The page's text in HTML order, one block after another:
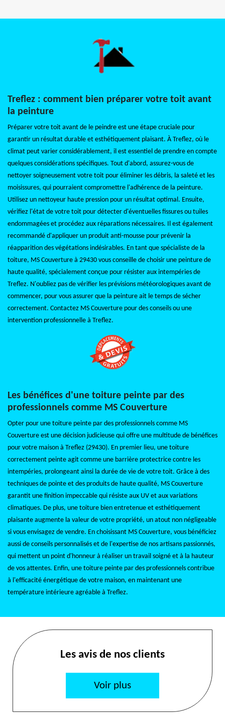
Treflez : comment bien préparer votre toit avant
la peinture
Préparer votre toit avant de le peindre est une étape cruciale pour
garantir un résultat durable et esthétiquement plaisant. À Treflez, où le
climat peut varier considérablement, il est essentiel de prendre en compte
quelques considérations spécifiques. Tout d'abord, assurez-vous de
nettoyer soigneusement votre toit pour éliminer les débris, la saleté et les
moisissures, qui pourraient compromettre l'adhérence de la peinture.
Utilisez un nettoyeur haute pression pour un résultat optimal. Ensuite,
vérifiez l'état de votre toit pour détecter d'éventuelles fissures ou tuiles
endommagées et procédez aux réparations nécessaires. Il est également
recommandé d'appliquer un produit anti-mousse pour prévenir la
réapparition des végétations indésirables. En tant que spécialiste de la
toiture, MS Couverture à 29430 vous conseille de choisir une peinture de
haute qualité, spécialement conçue pour résister aux intempéries de
Treflez. N'oubliez pas de vérifier les prévisions météorologiques avant de
commencer, pour vous assurer que la peinture ait le temps de sécher
correctement. Contactez MS Couverture pour des conseils ou une
intervention professionnelle à Treflez.
Les bénéfices d'une toiture peinte par des
professionnels comme MS Couverture
Opter pour une toiture peinte par des professionnels comme MS
Couverture est une décision judicieuse qui offre une multitude de bénéfices
pour votre maison à Treflez (29430). En premier lieu, une toiture
correctement peinte agit comme une barrière protectrice contre les
intempéries, prolongeant ainsi la durée de vie de votre toit. Grâce à des
techniques de pointe et des produits de haute qualité, MS Couverture
garantit une finition impeccable qui résiste aux UV et aux variations
climatiques. De plus, une toiture bien entretenue et esthétiquement
plaisante augmente la valeur de votre propriété, un atout non négligeable
si vous envisagez de vendre. En choisissant MS Couverture, vous bénéficiez
aussi de conseils personnalisés et de l'expertise de nos artisans passionnés,
qui mettent un point d'honneur à réaliser un travail soigné et à la hauteur
de vos attentes. Enfin, une toiture peinte par des professionnels contribue
à l'efficacité énergétique de votre maison, en maintenant une
température intérieure agréable à Treflez.
Les avis de nos clients
Voir plus